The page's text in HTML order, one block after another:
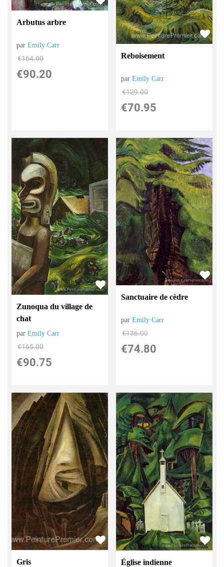
Arbutus arbre
parEmily Carr
€164.00
€90.20
Reboisement
parEmily Carr
€129.00
€70.95
Zunoqua du village de
chat
parEmily Carr
€165.00
€90.75
Sanctuaire de cèdre
parEmily Carr
€136.00
€74.80
Gris Église indienne